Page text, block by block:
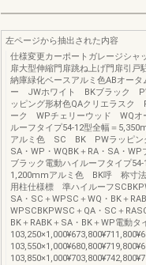
左ページから抽出された内容
仕様変更カーポートガレージシャ
扉大型伸縮門扉跳ね上げ門扉引戸
納庫緑化ベースアルミ色ABオー
ー JWホワイト BKブラック
ッピング形材色QAクリエラス
ーク WPチェリーウッド WQオ
ルーフタイプ54-12型全幅＝
アルミ色 SC BK PWラッピン
SA・WP・WQBK＋RA・SA・WP
ブラック電動ハイルーフタイプ
1,200mmアルミ色 BK呼 称寸
用柱仕様標 準ハイルーフ
SA・SC＋WPSC＋WQ・BK＋
WPSCBKPWSC＋QA・SC＋
BK＋RABK＋SA・BK＋WP電動タ